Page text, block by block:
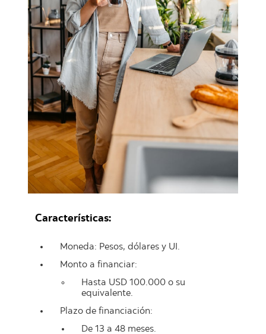
Características:
Moneda: Pesos, dólares y UI.
Monto a financiar:
Hasta USD 100.000 o su
equivalente.
Plazo de financiación:
De 13 a 48 meses.